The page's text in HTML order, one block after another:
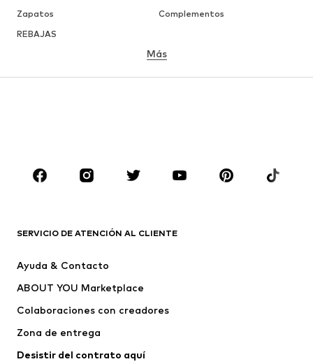
Zapatos
Complementos
REBAJAS
MARCAS
ADIDAS SPORTSWEAR
PUMA
CeLaVi
Más
SERVICIO DE ATENCIÓN AL CLIENTE
Ayuda & Contacto
ABOUT YOU Marketplace
Colaboraciones con creadores
Zona de entrega
Desistir del contrato aquí